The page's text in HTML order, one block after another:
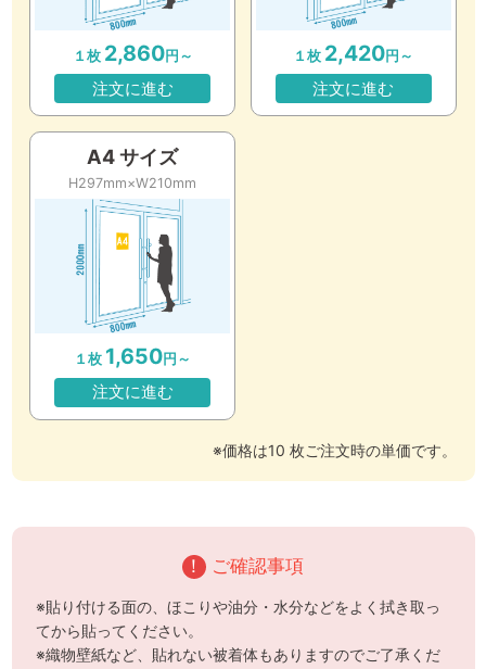
１枚 2,860円～
注文に進む
１枚 2,420円～
注文に進む
A4 サイズ
H297mm×W210mm
１枚 1,650円～
注文に進む
※価格は10 枚ご注文時の単価です。
！ ご確認事項
※貼り付ける面の、ほこりや油分・水分などをよく拭き取っ
てから貼ってください。
※織物壁紙など、貼れない被着体もありますのでご了承くだ